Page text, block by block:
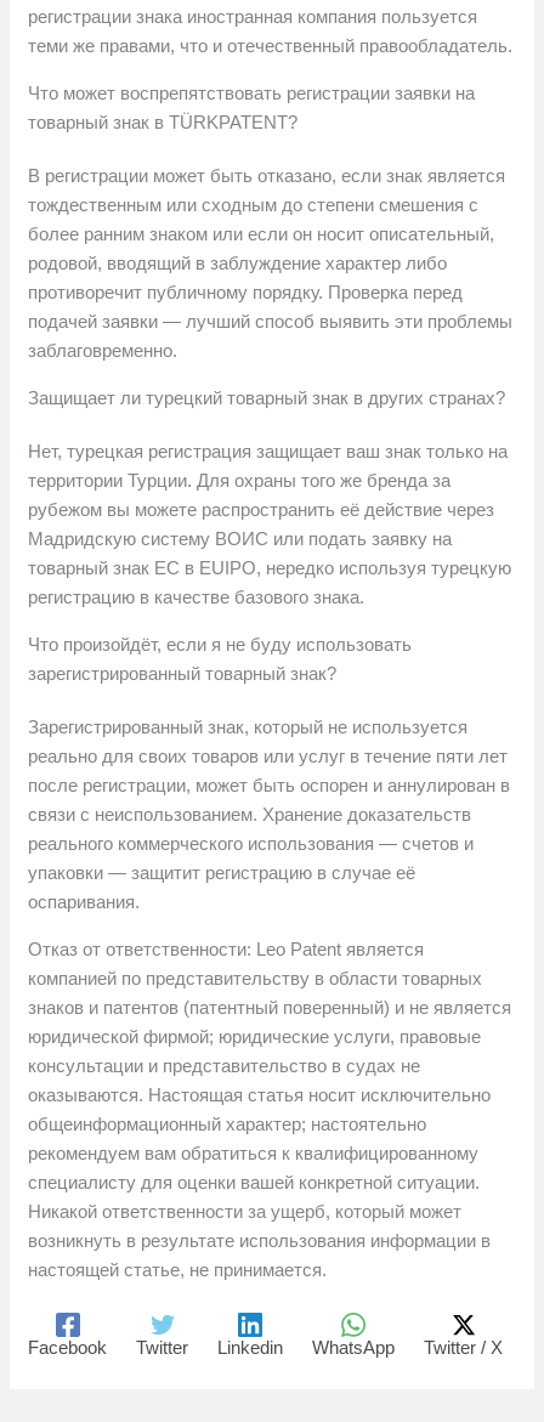
регистрации знака иностранная компания пользуется
теми же правами, что и отечественный правообладатель.
Что может воспрепятствовать регистрации заявки на
товарный знак в TÜRKPATENT?
В регистрации может быть отказано, если знак является
тождественным или сходным до степени смешения с
более ранним знаком или если он носит описательный,
родовой, вводящий в заблуждение характер либо
противоречит публичному порядку. Проверка перед
подачей заявки — лучший способ выявить эти проблемы
заблаговременно.
Защищает ли турецкий товарный знак в других странах?
Нет, турецкая регистрация защищает ваш знак только на
территории Турции. Для охраны того же бренда за
рубежом вы можете распространить её действие через
Мадридскую систему ВОИС или подать заявку на
товарный знак ЕС в EUIPO, нередко используя турецкую
регистрацию в качестве базового знака.
Что произойдёт, если я не буду использовать
зарегистрированный товарный знак?
Зарегистрированный знак, который не используется
реально для своих товаров или услуг в течение пяти лет
после регистрации, может быть оспорен и аннулирован в
связи с неиспользованием. Хранение доказательств
реального коммерческого использования — счетов и
упаковки — защитит регистрацию в случае её
оспаривания.
Отказ от ответственности: Leo Patent является
компанией по представительству в области товарных
знаков и патентов (патентный поверенный) и не является
юридической фирмой; юридические услуги, правовые
консультации и представительство в судах не
оказываются. Настоящая статья носит исключительно
общеинформационный характер; настоятельно
рекомендуем вам обратиться к квалифицированному
специалисту для оценки вашей конкретной ситуации.
Никакой ответственности за ущерб, который может
возникнуть в результате использования информации в
настоящей статье, не принимается.
Facebook Twitter Linkedin WhatsApp Twitter / X